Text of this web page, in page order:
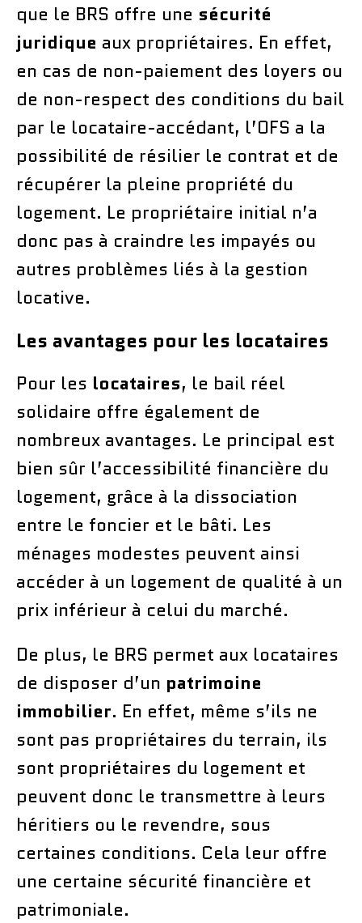
que le BRS offre une sécurité
juridique aux propriétaires. En effet,
en cas de non-paiement des loyers ou
de non-respect des conditions du bail
par le locataire-accédant, l’OFS a la
possibilité de résilier le contrat et de
récupérer la pleine propriété du
logement. Le propriétaire initial n’a
donc pas à craindre les impayés ou
autres problèmes liés à la gestion
locative.
Les avantages pour les locataires
Pour les locataires, le bail réel
solidaire offre également de
nombreux avantages. Le principal est
bien sûr l’accessibilité financière du
logement, grâce à la dissociation
entre le foncier et le bâti. Les
ménages modestes peuvent ainsi
accéder à un logement de qualité à un
prix inférieur à celui du marché.
De plus, le BRS permet aux locataires
de disposer d’un patrimoine
immobilier. En effet, même s’ils ne
sont pas propriétaires du terrain, ils
sont propriétaires du logement et
peuvent donc le transmettre à leurs
héritiers ou le revendre, sous
certaines conditions. Cela leur offre
une certaine sécurité financière et
patrimoniale.